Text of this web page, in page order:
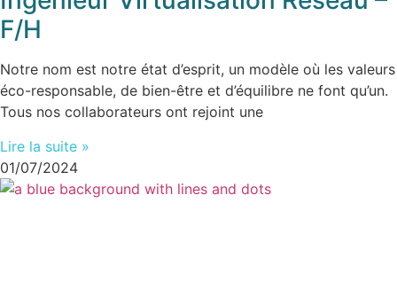
F/H
Notre nom est notre état d’esprit, un modèle où les valeurs
éco-responsable, de bien-être et d’équilibre ne font qu’un.
Tous nos collaborateurs ont rejoint une
Lire la suite »
01/07/2024